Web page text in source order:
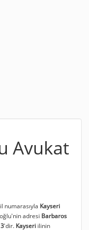
Avukat
numarasıyla Kayseri
adresi Barbaros
'dir. Kayseri ilinin